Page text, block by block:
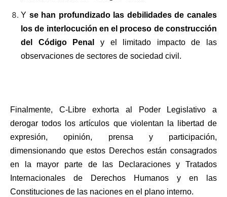
Y se han profundizado las debilidades de canales
los de interlocución en el proceso de construcción
del Código Penal
y el limitado impacto de las
observaciones de sectores de sociedad civil.
Finalmente, C-Libre exhorta al Poder Legislativo a
derogar todos los artículos que violentan la libertad de
expresión, opinión, prensa y participación,
dimensionando que estos Derechos están consagrados
en la mayor parte de las Declaraciones y Tratados
Internacionales de Derechos Humanos y en las
Constituciones de las naciones en el plano interno.